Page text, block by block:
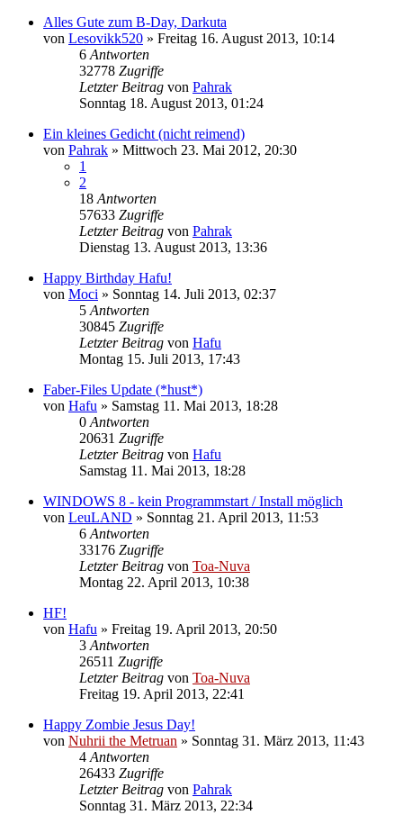
Alles Gute zum B-Day, Darkuta
von Lesovikk520 » Freitag 16. August 2013, 10:14
6 Antworten
32778 Zugriffe
Letzter Beitrag von Pahrak
Sonntag 18. August 2013, 01:24
Ein kleines Gedicht (nicht reimend)
von Pahrak » Mittwoch 23. Mai 2012, 20:30
1
2
18 Antworten
57633 Zugriffe
Letzter Beitrag von Pahrak
Dienstag 13. August 2013, 13:36
Happy Birthday Hafu!
von Moci » Sonntag 14. Juli 2013, 02:37
5 Antworten
30845 Zugriffe
Letzter Beitrag von Hafu
Montag 15. Juli 2013, 17:43
Faber-Files Update (*hust*)
von Hafu » Samstag 11. Mai 2013, 18:28
0 Antworten
20631 Zugriffe
Letzter Beitrag von Hafu
Samstag 11. Mai 2013, 18:28
WINDOWS 8 - kein Programmstart / Install möglich
von LeuLAND » Sonntag 21. April 2013, 11:53
6 Antworten
33176 Zugriffe
Letzter Beitrag von Toa-Nuva
Montag 22. April 2013, 10:38
HF!
von Hafu » Freitag 19. April 2013, 20:50
3 Antworten
26511 Zugriffe
Letzter Beitrag von Toa-Nuva
Freitag 19. April 2013, 22:41
Happy Zombie Jesus Day!
von Nuhrii the Metruan » Sonntag 31. März 2013, 11:43
4 Antworten
26433 Zugriffe
Letzter Beitrag von Pahrak
Sonntag 31. März 2013, 22:34